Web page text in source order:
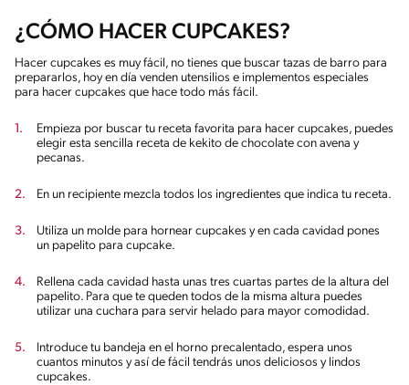
¿CÓMO HACER CUPCAKES?
Hacer cupcakes es muy fácil, no tienes que buscar tazas de barro para
prepararlos, hoy en día venden utensilios e implementos especiales
para hacer cupcakes que hace todo más fácil.
Empieza por buscar tu receta favorita para hacer cupcakes, puedes
elegir esta sencilla receta de kekito de chocolate con avena y
pecanas.
En un recipiente mezcla todos los ingredientes que indica tu receta.
Utiliza un molde para hornear cupcakes y en cada cavidad pones
un papelito para cupcake.
Rellena cada cavidad hasta unas tres cuartas partes de la altura del
papelito. Para que te queden todos de la misma altura puedes
utilizar una cuchara para servir helado para mayor comodidad.
Introduce tu bandeja en el horno precalentado, espera unos
cuantos minutos y así de fácil tendrás unos deliciosos y lindos
cupcakes.